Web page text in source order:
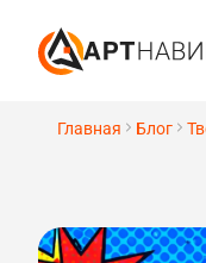
Главная Блог